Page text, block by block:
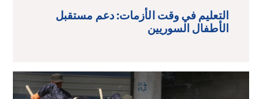
التعليم في وقت الأزمات: دعم مستقبل
الأطفال السوريين